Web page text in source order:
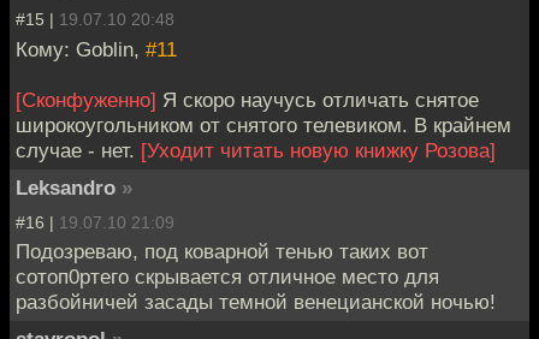
#15 | 19.07.10 20:48
Кому: Goblin, #11
[Сконфуженно] Я скоро научусь отличать снятое
широкоугольником от снятого телевиком. В крайнем
случае - нет. [Уходит читать новую книжку Розова]
Leksandro »
#16 | 19.07.10 21:09
Подозреваю, под коварной тенью таких вот
сотоп0ртего скрывается отличное место для
разбойничей засады темной венецианской ночью!